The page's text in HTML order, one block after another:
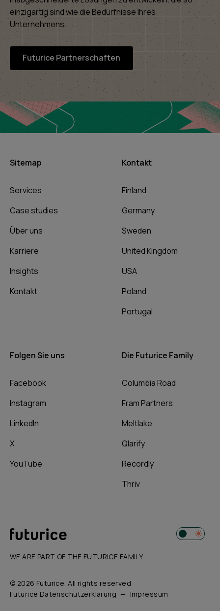
einzigartig sind wie die Bedürfnisse Ihres
Unternehmens.
Futurice Partnerschaften
Sitemap
Services
Case studies
Über uns
Karriere
Insights
Kontakt
Kontakt
Finland
Germany
Sweden
United Kingdom
USA
Poland
Portugal
Folgen Sie uns
Facebook
Instagram
LinkedIn
X
YouTube
Die Futurice Family
Columbia Road
Fram Partners
Meltlake
Qlarify
Recordly
Thriv
WE ARE PART OF THE FUTURICE FAMILY
© 2026 Futurice. All rights reserved
Futurice Datenschutzerklärung
Impressum